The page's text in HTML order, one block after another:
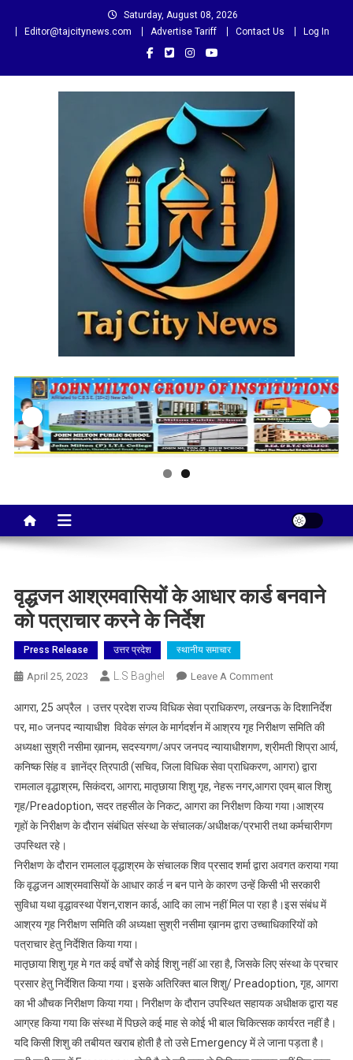
Saturday, August 08, 2026
Editor@tajcitynews.com
Advertise Tariff Contact Us Log In
Taj City News
वृद्धजन आश्रमवासियों के आधार कार्ड बनवाने
को पत्राचार करने के निर्देश
Press Release उत्तर प्रदेश स्थानीय समाचार
April 25, 2023 L.S Baghel Leave A CommentOn
आश्रमवासियों
के
आधार
कार्ड
बनवाने
को
पत्राचार
आगरा, 25 अप्रैल । उत्तर प्रदेश राज्य विधिक सेवा प्राधिकरण, लखनऊ के दिशानिर्देश
पर, मा० जनपद न्यायाधीश विवेक संगल के मार्गदर्शन में आश्रय गृह निरीक्षण समिति की
अध्यक्षा सुश्री नसीमा ख़ानम, सदस्यगण/अपर जनपद न्यायाधीशगण, श्रीमती शिप्रा आर्य,
कनिष्क सिंह व ज्ञानेंद्र त्रिपाठी (सचिव, जिला विधिक सेवा प्राधिकरण, आगरा) द्वारा
रामलाल वृद्धाश्रम, सिकंदरा, आगरा; मातृछाया शिशु गृह, नेहरू नगर,आगरा एवम् बाल शिशु
गृह/Preadoption, सदर तहसील के निकट, आगरा का निरीक्षण किया गया।आश्रय
गृहों के निरीक्षण के दौरान संबंधित संस्था के संचालक/अधीक्षक/प्रभारी तथा कर्मचारीगण
उपस्थित रहे।
निरीक्षण के दौरान रामलाल वृद्धाश्रम के संचालक शिव प्रसाद शर्मा द्वारा अवगत कराया गया
कि वृद्धजन आश्रमवासियों के आधार कार्ड न बन पाने के कारण उन्हें किसी भी सरकारी
सुविधा यथा वृद्धावस्था पेंशन,राशन कार्ड, आदि का लाभ नहीं मिल पा रहा है।इस संबंध में
आश्रय गृह निरीक्षण समिति की अध्यक्षा सुश्री नसीमा ख़ानम द्वारा उच्चाधिकारियों को
पत्राचार हेतु निर्देशित किया गया।
मातृछाया शिशु गृह मे गत कई वर्षों से कोई शिशु नहीं आ रहा है, जिसके लिए संस्था के प्रचार
प्रसार हेतु निर्देशित किया गया। इसके अतिरिक्त बाल शिशु/ Preadoption, गृह, आगरा
का भी औचक निरीक्षण किया गया। निरीक्षण के दौरान उपस्थित सहायक अधीक्षक द्वारा यह
आग्रह किया गया कि संस्था में पिछले कई माह से कोई भी बाल चिकित्सक कार्यरत नहीं है।
यदि किसी शिशु की तबीयत खराब होती है तो उसे Emergency में ले जाना पड़ता है।